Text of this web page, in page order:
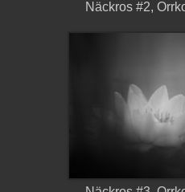
Näckros #2,